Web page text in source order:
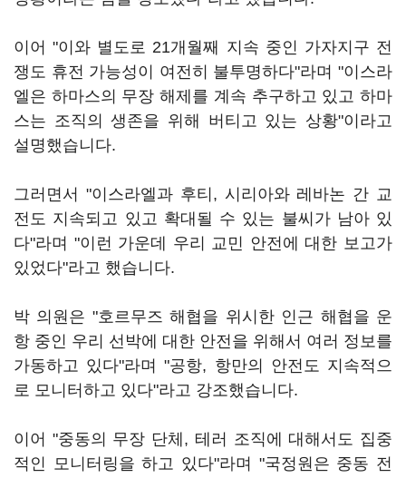
이어 "이와 별도로 21개월째 지속 중인 가자지구 전
쟁도 휴전 가능성이 여전히 불투명하다"라며 "이스라
엘은 하마스의 무장 해제를 계속 추구하고 있고 하마
스는 조직의 생존을 위해 버티고 있는 상황"이라고
설명했습니다.
그러면서 "이스라엘과 후티, 시리아와 레바논 간 교
전도 지속되고 있고 확대될 수 있는 불씨가 남아 있
다"라며 "이런 가운데 우리 교민 안전에 대한 보고가
있었다"라고 했습니다.
박 의원은 "호르무즈 해협을 위시한 인근 해협을 운
항 중인 우리 선박에 대한 안전을 위해서 여러 정보를
가동하고 있다"라며 "공항, 항만의 안전도 지속적으
로 모니터하고 있다"라고 강조했습니다.
이어 "중동의 무장 단체, 테러 조직에 대해서도 집중
적인 모니터링을 하고 있다"라며 "국정원은 중동 전